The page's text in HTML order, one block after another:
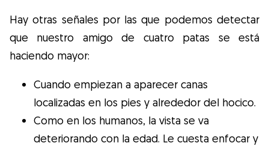
Hay otras señales por las que podemos detectar
que nuestro amigo de cuatro patas se está
haciendo mayor:
Cuando empiezan a aparecer canas
localizadas en los pies y alrededor del hocico.
Como en los humanos, la vista se va
deteriorando con la edad. Le cuesta enfocar y